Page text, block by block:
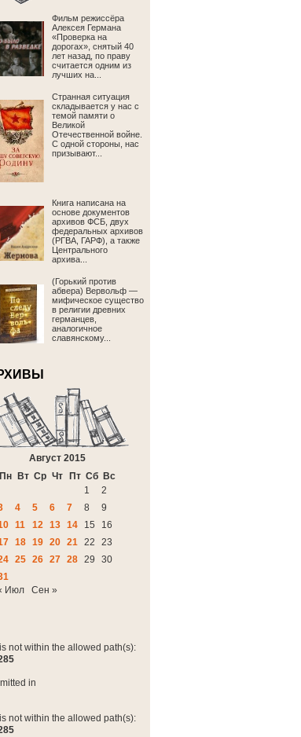
Фильм режиссёра
Алексея Германа
«Проверка на
дорогах», снятый 40
лет назад, по праву
считается одним из
лучших на...
Странная ситуация
складывается у нас с
темой памяти о
Великой
Отечественной войне.
С одной стороны, нас
призывают...
Книга написана на
основе документов
архивов ФСБ, двух
федеральных архивов
(РГВА, ГАРФ), а также
Центрального
архива...
(Горький против
абвера) Вервольф —
мифическое существо
в религии древних
германцев,
аналогичное
славянскому...
Август 2015
Пн
Вт Ср Чт Пт Сб Вс
1
2
4 5 6 7 8
9
11 12 13 14 15
16
18 19 20 21 22
23
25 26 27 28 29
30
Июл
Сен »
not within the allowed path(s):
in
not within the allowed path(s):